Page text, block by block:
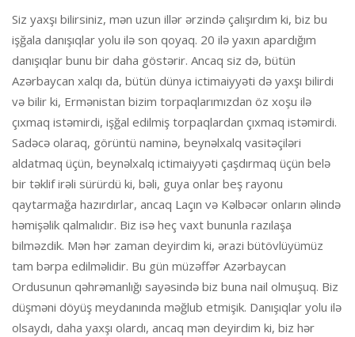
Siz yaxşı bilirsiniz, mən uzun illər ərzində çalışırdım ki, biz bu
işğala danışıqlar yolu ilə son qoyaq. 20 ilə yaxın apardığım
danışıqlar bunu bir daha göstərir. Ancaq siz də, bütün
Azərbaycan xalqı da, bütün dünya ictimaiyyəti də yaxşı bilirdi
və bilir ki, Ermənistan bizim torpaqlarımızdan öz xoşu ilə
çıxmaq istəmirdi, işğal edilmiş torpaqlardan çıxmaq istəmirdi.
Sadəcə olaraq, görüntü naminə, beynəlxalq vasitəçiləri
aldatmaq üçün, beynəlxalq ictimaiyyəti çaşdırmaq üçün belə
bir təklif irəli sürürdü ki, bəli, guya onlar beş rayonu
qaytarmağa hazırdırlar, ancaq Laçın və Kəlbəcər onların əlində
həmişəlik qalmalıdır. Biz isə heç vaxt bununla razılaşa
bilməzdik. Mən hər zaman deyirdim ki, ərazi bütövlüyümüz
tam bərpa edilməlidir. Bu gün müzəffər Azərbaycan
Ordusunun qəhrəmanlığı sayəsində biz buna nail olmuşuq. Biz
düşməni döyüş meydanında məğlub etmişik. Danışıqlar yolu ilə
olsaydı, daha yaxşı olardı, ancaq mən deyirdim ki, biz hər